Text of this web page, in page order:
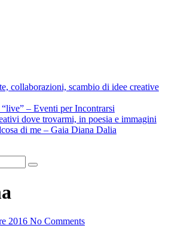
collaborazioni, scambio di idee creative
“live” – Eventi per Incontrarsi
dove trovarmi, in poesia e immagini
di me – Gaia Diana Dalia
2016 No Comments